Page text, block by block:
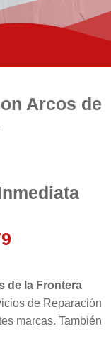
Arcos de
de la Frontera
de Reparación
marcas. También